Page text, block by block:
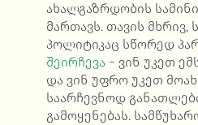
ახალგაზრდობის
მართავს. თავის მხრივ,
პოლიტიკაც სწორედ
შეირჩევა − ვინ უკეთ
და ვინ უფრო უკეთ
საარჩევნოდ
გამოყენებას.